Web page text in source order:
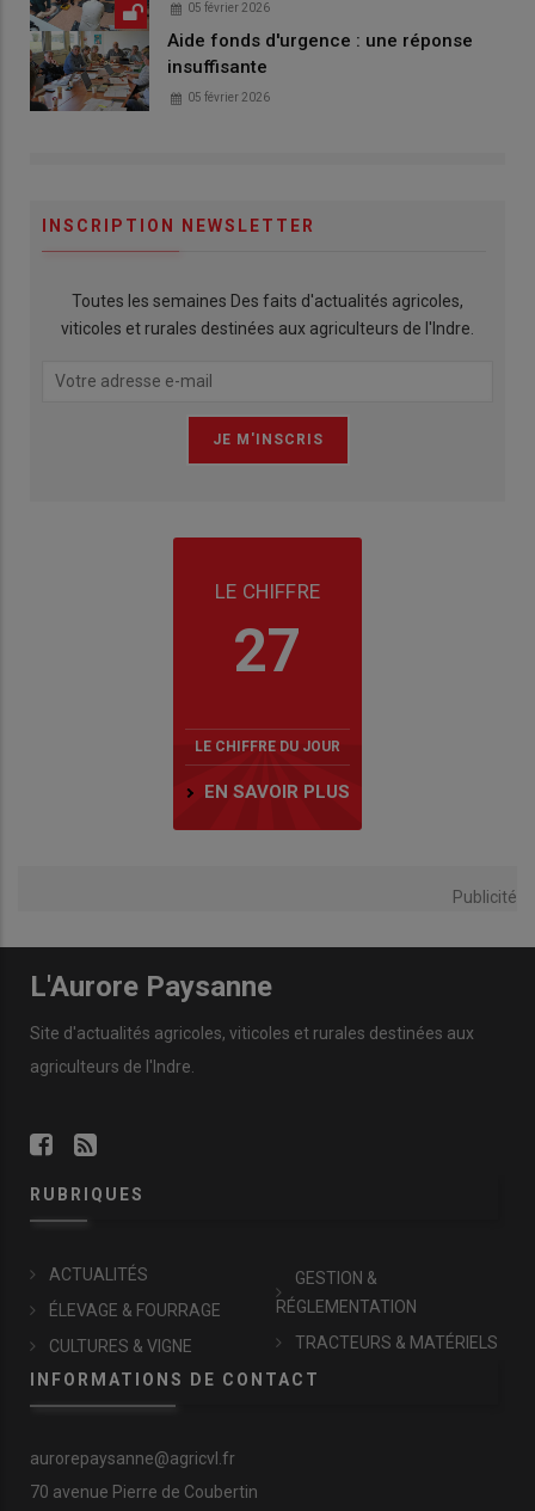
05 février 2026
Aide fonds d'urgence : une réponse
insuffisante
05 février 2026
INSCRIPTION NEWSLETTER
Toutes les semaines Des faits d'actualités agricoles,
viticoles et rurales destinées aux agriculteurs de l'Indre.
LE CHIFFRE
27
LE CHIFFRE DU JOUR
EN SAVOIR PLUS
Publicité
L'Aurore Paysanne
Site d'actualités agricoles, viticoles et rurales destinées aux
agriculteurs de l'Indre.
RUBRIQUES
ACTUALITÉS
ÉLEVAGE & FOURRAGE
CULTURES & VIGNE
GESTION &
RÉGLEMENTATION
TRACTEURS & MATÉRIELS
INFORMATIONS DE CONTACT
aurorepaysanne@agricvl.fr
70 avenue Pierre de Coubertin